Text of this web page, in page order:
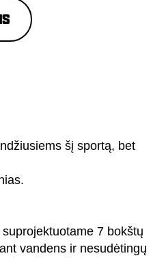
šį sportą, bet
7 bokštų
vandens ir nesudėtingų